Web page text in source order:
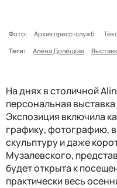
Фото: Архив пресс-служб
Теги:
Алена Долецкая
На днях в столичной
персональная
Экспозиция включила
графику, фотографию,
скульптуру и даже
Музалевского,
будет открыта к
практически весь